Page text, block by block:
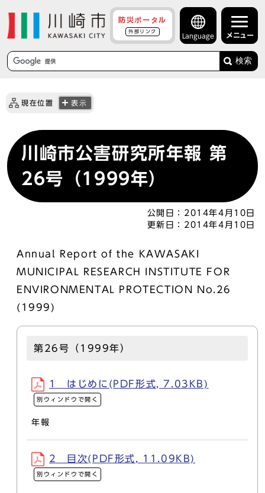
防災ポータル
外部リンク
Language メニュー
検索
現在位置 表示
川崎市公害研究所年報 第
26号（1999年）
公開日： 2014年4月10日
更新日： 2014年4月10日
Annual Report of the KAWASAKI
MUNICIPAL RESEARCH INSTITUTE FOR
ENVIRONMENTAL PROTECTION No.26
(1999)
第26号（1999年）
1 はじめに(PDF形式, 7.03KB)
別ウィンドウで開く
年報
2 目次(PDF形式, 11.09KB)
別ウィンドウで開く